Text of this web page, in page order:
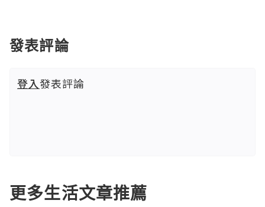
發表評論
登入發表評論
更多生活文章推薦